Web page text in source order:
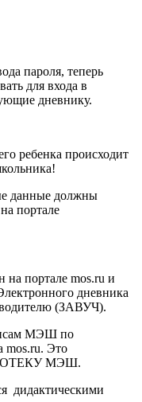
пароля, теперь
для входа в
дневнику.
ребенка происходит
данные должны
портале
на портале mos.ru и
дневника
(ЗАВУЧ).
МЭШ по
mos.ru. Это
МЭШ.
дидактическими